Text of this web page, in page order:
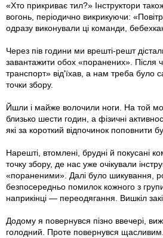
«Хто прикриває тил?» Інструктори
вогонь, періодично викрикуючи:
одразу виконували ці команди,
Через пів години ми врешті-решт
завантажити обох «поранених». Після
транспорт» від'їхав, а нам треба було
точки збору.
Йшли і майже волочили ноги. На той
близько шести годин, а фізичні
які за короткий відпочинок поповнити
Нарешті, втомлені, брудні й покусані
точку збору, де нас уже очікували
«пораненими». Далі було шикування,
безпосередньо помилок кожного з
наприкінці — переодягання. Вишкіл
Додому я повернувся пізно ввечері,
голодний. Проте повернувся